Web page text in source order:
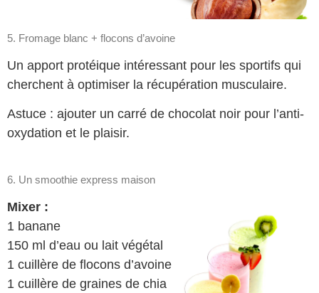
5. Fromage blanc + flocons d’avoine
Un apport protéique intéressant pour les sportifs qui
cherchent à optimiser la récupération musculaire.
Astuce : ajouter un carré de chocolat noir pour l’anti-
oxydation et le plaisir.
6. Un smoothie express maison
Mixer :
1 banane
150 ml d’eau ou lait végétal
1 cuillère de flocons d’avoine
1 cuillère de graines de chia